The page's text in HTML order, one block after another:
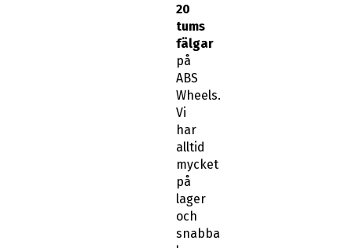
20
tums
fälgar
på
ABS
Wheels.
Vi
har
alltid
mycket
på
lager
och
snabba